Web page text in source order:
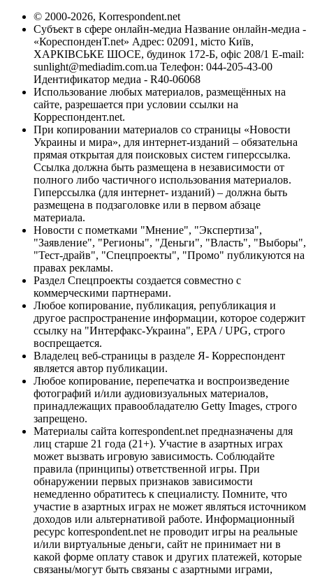
© 2000-2026, Korrespondent.net
Субъект в сфере онлайн-медиа Название онлайн-медиа -
«КореспонденТ.net» Адрес: 02091, місто Київ,
ХАРКІВСЬКЕ ШОСЕ, будинок 172-Б, офіс 208/1 E-mail:
sunlight@mediadim.com.ua Телефон: 044-205-43-00
Идентификатор медиа - R40-06068
Использование любых материалов, размещённых на
сайте, разрешается при условии ссылки на
Корреспондент.net.
При копировании материалов со страницы «Новости
Украины и мира», для интернет-изданий – обязательна
прямая открытая для поисковых систем гиперссылка.
Ссылка должна быть размещена в независимости от
полного либо частичного использования материалов.
Гиперссылка (для интернет- изданий) – должна быть
размещена в подзаголовке или в первом абзаце
материала.
Новости с пометками "Мнение", "Экспертиза",
"Заявление", "Регионы", "Деньги", "Власть", "Выборы",
"Тест-драйв", "Спецпроекты", "Промо" публикуются на
правах рекламы.
Раздел Спецпроекты создается совместно с
коммерческими партнерами.
Любое копирование, публикация, републикация и
другое распространение информации, которое содержит
ссылку на "Интерфакс-Украина", EPA / UPG, строго
воспрещается.
Владелец веб-страницы в разделе Я- Корреспондент
является автор публикации.
Любое копирование, перепечатка и воспроизведение
фотографий и/или аудиовизуальных материалов,
принадлежащих правообладателю Getty Images, строго
запрещено.
Материалы сайта korrespondent.net предназначены для
лиц старше 21 года (21+). Участие в азартных играх
может вызвать игровую зависимость. Соблюдайте
правила (принципы) ответственной игры. При
обнаружении первых признаков зависимости
немедленно обратитесь к специалисту. Помните, что
участие в азартных играх не может являться источником
доходов или альтернативой работе. Информационный
ресурс korrespondent.net не проводит игры на реальные
и/или виртуальные деньги, сайт не принимает ни в
какой форме оплату ставок и других платежей, которые
связаны/могут быть связаны с азартными играми,